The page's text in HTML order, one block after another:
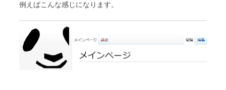
例えばこんな感じになります。